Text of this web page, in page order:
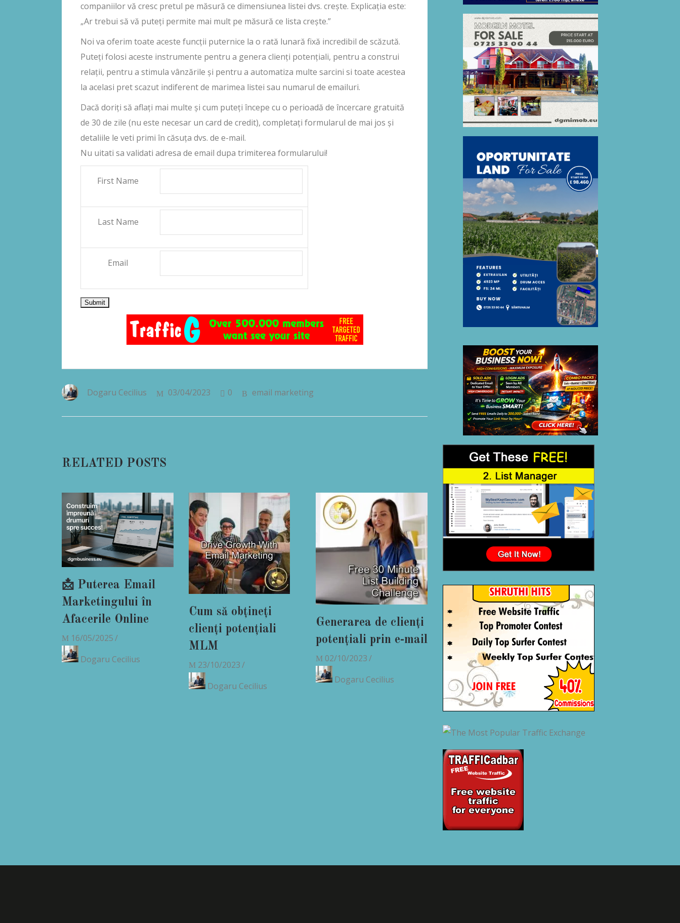
companiilor vă cresc pretul pe măsură ce dimensiunea listei dvs. crește. Explicația este:
„Ar trebui să vă puteți permite mai mult pe măsură ce lista crește.”
Noi va oferim toate aceste funcții puternice la o rată lunară fixă incredibil de scăzută.
Puteți folosi aceste instrumente pentru a genera clienți potențiali, pentru a construi
relații, pentru a stimula vânzările și pentru a automatiza multe sarcini si toate acestea
la acelasi pret scazut indiferent de marimea listei sau numarul de emailuri.
Dacă doriți să aflați mai multe și cum puteți începe cu o perioadă de încercare gratuită
de 30 de zile (nu este necesar un card de credit), completați formularul de mai jos și
detaliile le veti primi în căsuța dvs. de e-mail.
Nu uitati sa validati adresa de email dupa trimiterea formularului!
First Name
Last Name
Email
Dogaru Cecilius 03/04/2023 0 email marketing
RELATED POSTS
📩 Puterea Email
Marketingului în
Afacerile Online
16/05/2025
Dogaru Cecilius
Cum să obțineți
clienți potențiali
MLM
23/10/2023
Dogaru Cecilius
Generarea de clienți
potențiali prin e-mail
02/10/2023
Dogaru Cecilius